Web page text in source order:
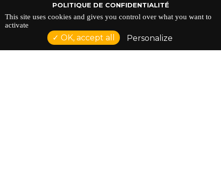
POLITIQUE DE CONFIDENTIALITÉ
This site uses cookies and gives you control over what you want to
activate
OK, accept all Personalize